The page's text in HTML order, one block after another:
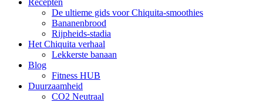
Recepten
De ultieme gids voor Chiquita-smoothies
Bananenbrood
Rijpheids-stadia
Het Chiquita verhaal
Lekkerste banaan
Blog
Fitness HUB
Duurzaamheid
CO2 Neutraal